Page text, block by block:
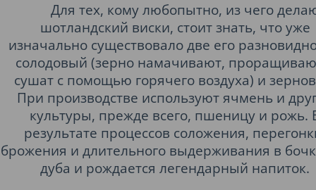
Для тех, кому любопытно, из чего
шотландский виски, стоит знать, что уже
изначально существовало две его
солодовый (зерно намачивают,
сушат с помощью горячего воздуха) и
При производстве используют ячмень и
культуры, прежде всего, пшеницу и рожь.
результате процессов соложения,
брожения и длительного выдерживания в
дуба и рождается легендарный напиток.